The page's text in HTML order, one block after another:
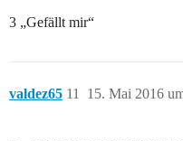
3 „Gefällt mir“
valdez65 15. Mai 2016
11